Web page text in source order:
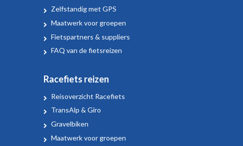
Zelfstandig met GPS
Maatwerk voor groepen
Fietspartners & suppliers
FAQ van de fietsreizen
Racefiets reizen
Reisoverzicht Racefiets
TransAlp & Giro
Gravelbiken
Maatwerk voor groepen